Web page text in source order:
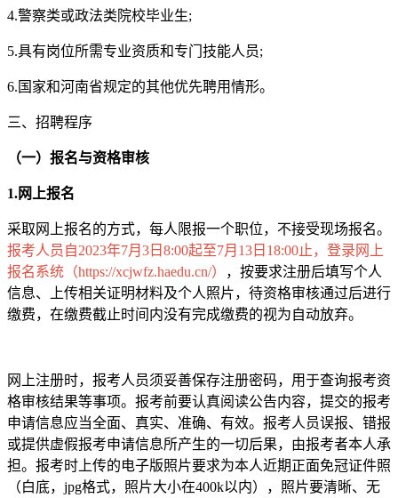
4.警察类或政法类院校毕业生;
5.具有岗位所需专业资质和专门技能人员;
6.国家和河南省规定的其他优先聘用情形。
三、招聘程序
（一） 报名与资格审核
1.网上报名
采取网上报名的方式，每人限报一个职位，不接受现场报名。
报考人员自2023年7月3日8:00起至7月13日18:00止，登录网上
报名系统（https://xcjwfz.haedu.cn/）
，按要求注册后填写个人
信息、上传相关证明材料及个人照片，待资格审核通过后进行
缴费，在缴费截止时间内没有完成缴费的视为自动放弃。
网上注册时，报考人员须妥善保存注册密码，用于查询报考资
格审核结果等事项。报考前要认真阅读公告内容，提交的报考
申请信息应当全面、真实、准确、有效。报考人员误报、错报
或提供虚假报考申请信息所产生的一切后果，由报考者本人承
担。报考时上传的电子版照片要求为本人近期正面免冠证件照
（白底，jpg格式，照片大小在400k以内），照片要清晰、无